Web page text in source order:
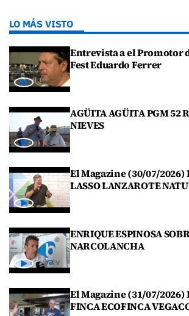
LO MÁS VISTO
Entrevista a el Promotor
Fest Eduardo Ferrer
AGÜITA AGÜITA PGM 52
NIEVES
El Magazine (30/07/2026)
LASSO LANZAROTE
ENRIQUE ESPINOSA
NARCOLANCHA
El Magazine (31/07/2026)
FINCA ECOFINCA